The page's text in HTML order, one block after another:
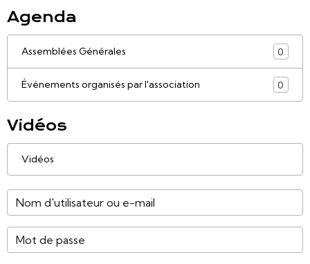
Agenda
Assemblées Générales 0
Événements organisés par l'association 0
Vidéos
Vidéos